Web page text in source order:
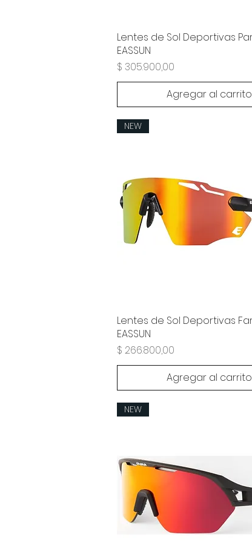
Lentes de Sol Deportivas
EASSUN
Precio
$ 305.900,00
Agregar al carrito
NEW
Lentes de Sol Deportivas
EASSUN
Precio
$ 266.800,00
Agregar al carrito
NEW